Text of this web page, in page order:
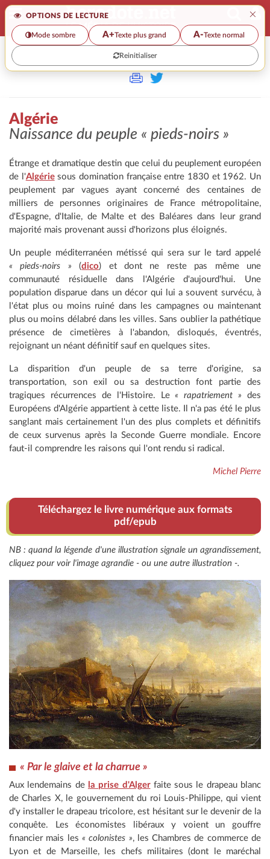
OPTIONS DE LECTURE ×
Mode sombre A+Texte plus grand A-Texte normal
Reinitialiser
>>
Algérie
Naissance du peuple « pieds-noirs »
Étrange et dramatique destin que celui du peuplement européen
de l'Algériesous domination française entre 1830 et 1962. Un
peuplement par vagues ayant concerné des centaines de
milliers de personnes originaires de France métropolitaine,
d'Espagne, d'Italie, de Malte et des Baléares dans leur grand
majorité mais provenant aussi d'horizons plus éloignés.
Un peuple méditerranéen métissé qui sera sur le tard appelé
« pieds-noirs » (dico) et dont ne reste pas même une
communauté résiduelle dans l'Algérie d'aujourd'hui. Une
population disparue dans un décor qui lui a souvent survécu, à
l'état plus ou moins ruiné dans les campagnes ou maintenant
plus ou moins délabré dans les villes. Sans oublier la pathétique
présence de cimetières à l'abandon, disloqués, éventrés,
rejoignant un néant définitif sauf en quelques sites.
La disparition d'un peuple de sa terre d'origine, sa
transportation, son exil ou sa destruction font partie des
tragiques récurrences de l'Histoire. Le« rapatriement » des
Européens d'Algérie appartient à cette liste. Il n'a pas été le plus
sanglant mais certainement l'un des plus complets et définitifs
de ceux survenus après la Seconde Guerre mondiale. Encore
faut-il comprendre les raisons qui l'ont rendu si radical.
Michel Pierre
Téléchargez le livre numérique aux formats
pdf/epub
NB : quand la légende d'une illustration signale un agrandissement,
cliquez pour voir l'image agrandie - ou une autre illustration -.
« Par le glaive et la charrue »
Aux lendemains de la prise d'Algerfaite sous le drapeau blanc
de Charles X, le gouvernement du roi Louis-Philippe, qui vient
d'y installer le drapeau tricolore, est hésitant sur le devenir de la
conquête. Les économistes libéraux y voient un gouffre
financier mais les « colonistes », les Chambres de commerce de
Lyon et de Marseille, les chefs militaires (dont le maréchal